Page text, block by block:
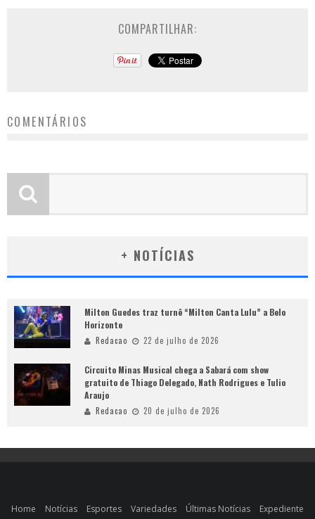
COMPARTILHAR:
COMENTÁRIOS
+ NOTÍCIAS
Milton Guedes traz turnê “Milton Canta Lulu” a Belo
Horizonte
Redacao 22 de julho de 2026
Circuito Minas Musical chega a Sabará com show
gratuito de Thiago Delegado, Nath Rodrigues e Tulio
Araujo
Redacao 20 de julho de 2026
Home Notícias Esportes Variedades Últimas Notícias Expediente